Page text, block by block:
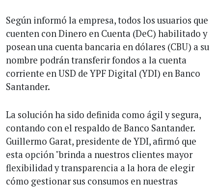
Según informó la empresa, todos los usuarios que
cuenten con Dinero en Cuenta (DeC) habilitado y
posean una cuenta bancaria en dólares (CBU) a su
nombre podrán transferir fondos a la cuenta
corriente en USD de YPF Digital (YDI) en Banco
Santander.
La solución ha sido definida como ágil y segura,
contando con el respaldo de Banco Santander.
Guillermo Garat, presidente de YDI, afirmó que
esta opción "brinda a nuestros clientes mayor
flexibilidad y transparencia a la hora de elegir
cómo gestionar sus consumos en nuestras